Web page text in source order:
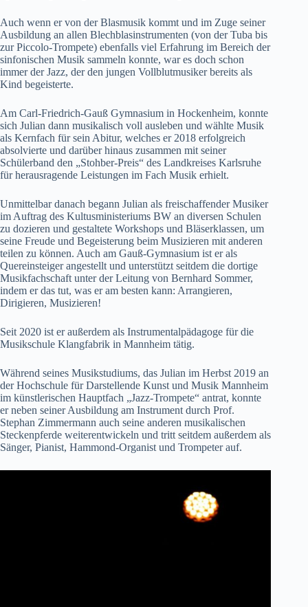
Auch wenn er von der Blasmusik kommt und im Zuge seiner
Ausbildung an allen Blechblasinstrumenten (von der Tuba bis
zur Piccolo-Trompete) ebenfalls viel Erfahrung im Bereich der
sinfonischen Musik sammeln konnte, war es doch schon
immer der Jazz, der den jungen Vollblutmusiker bereits als
Kind begeisterte.
Am Carl-Friedrich-Gauß Gymnasium in Hockenheim, konnte
sich Julian dann musikalisch voll ausleben und wählte Musik
als Kernfach für sein Abitur, welches er 2018 erfolgreich
absolvierte und darüber hinaus zusammen mit seiner
Schülerband den „Stohber-Preis“ des Landkreises Karlsruhe
für herausragende Leistungen im Fach Musik erhielt.
Unmittelbar danach begann Julian als freischaffender Musiker
im Auftrag des Kultusministeriums BW an diversen Schulen
zu dozieren und gestaltete Workshops und Bläserklassen, um
seine Freude und Begeisterung beim Musizieren mit anderen
teilen zu können. Auch am Gauß-Gymnasium ist er als
Quereinsteiger angestellt und unterstützt seitdem die dortige
Musikfachschaft unter der Leitung von Bernhard Sommer,
indem er das tut, was er am besten kann: Arrangieren,
Dirigieren, Musizieren!
Seit 2020 ist er außerdem als Instrumentalpädagoge für die
Musikschule Klangfabrik in Mannheim tätig.
Während seines Musikstudiums, das Julian im Herbst 2019 an
der Hochschule für Darstellende Kunst und Musik Mannheim
im künstlerischen Hauptfach „Jazz-Trompete“ antrat, konnte
er neben seiner Ausbildung am Instrument durch Prof.
Stephan Zimmermann auch seine anderen musikalischen
Steckenpferde weiterentwickeln und tritt seitdem außerdem als
Sänger, Pianist, Hammond-Organist und Trompeter auf.